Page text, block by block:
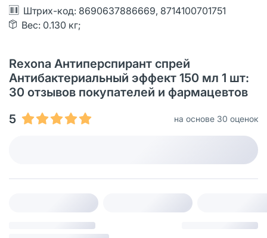
Штрих-код: 8690637886669, 8714100701751
Вес: 0.130 кг;
Rexona Антиперспирант спрей
Антибактериальный эффект 150 мл 1 шт:
30 отзывов покупателей и фармацевтов
5
на основе 30 оценок